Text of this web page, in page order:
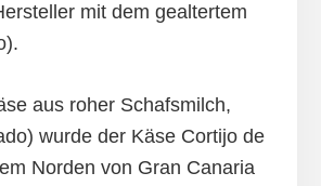
mit dem gealtertem
aus roher Schafsmilch,
wurde der Käse Cortijo de
Norden von Gran Canaria